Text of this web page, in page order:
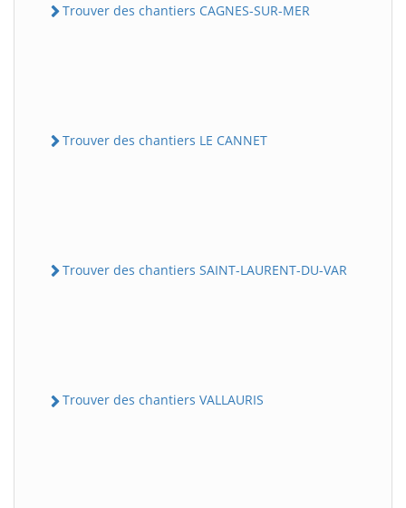
Trouver des chantiers CAGNES-SUR-MER
Trouver des chantiers LE CANNET
Trouver des chantiers SAINT-LAURENT-DU-VAR
Trouver des chantiers VALLAURIS